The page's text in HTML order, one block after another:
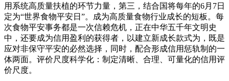
用系统高质量扶植的环节力量，第三，结合国将每年的6月7日
定为“世界食物平安日”。成为高质量食物行业成长的短板。每
次食物平安事务都是一次信赖危机，正在中华五千年文明史
中，还要成为信用盈利的获得者，以建立新成长款式为，既是
应对非保守平安的必然选择，同时，配合形成信用惩轨制的一
体两面。评价尺度科学化：制定清晰、合理、可量化的信用评
价尺度。